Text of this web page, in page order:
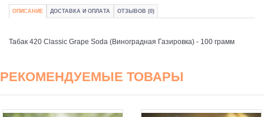
ОПИСАНИЕ ДОСТАВКА И ОПЛАТА ОТЗЫВОВ (0)
Табак 420 Classic Grape Soda (Виноградная Газировка) - 100 грамм
РЕКОМЕНДУЕМЫЕ ТОВАРЫ